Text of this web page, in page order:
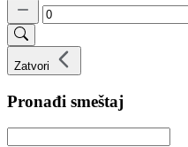
Zatvori
Pronađi smeštaj